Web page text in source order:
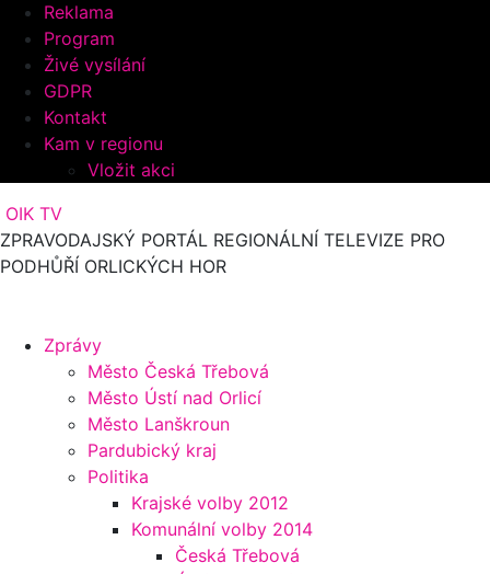
Reklama
Program
Živé vysílání
GDPR
Kontakt
Kam v regionu
Vložit akci
OIK TV
ZPRAVODAJSKÝ PORTÁL REGIONÁLNÍ TELEVIZE PRO
PODHŮŘÍ ORLICKÝCH HOR
Zprávy
Město Česká Třebová
Město Ústí nad Orlicí
Město Lanškroun
Pardubický kraj
Politika
Krajské volby 2012
Komunální volby 2014
Česká Třebová